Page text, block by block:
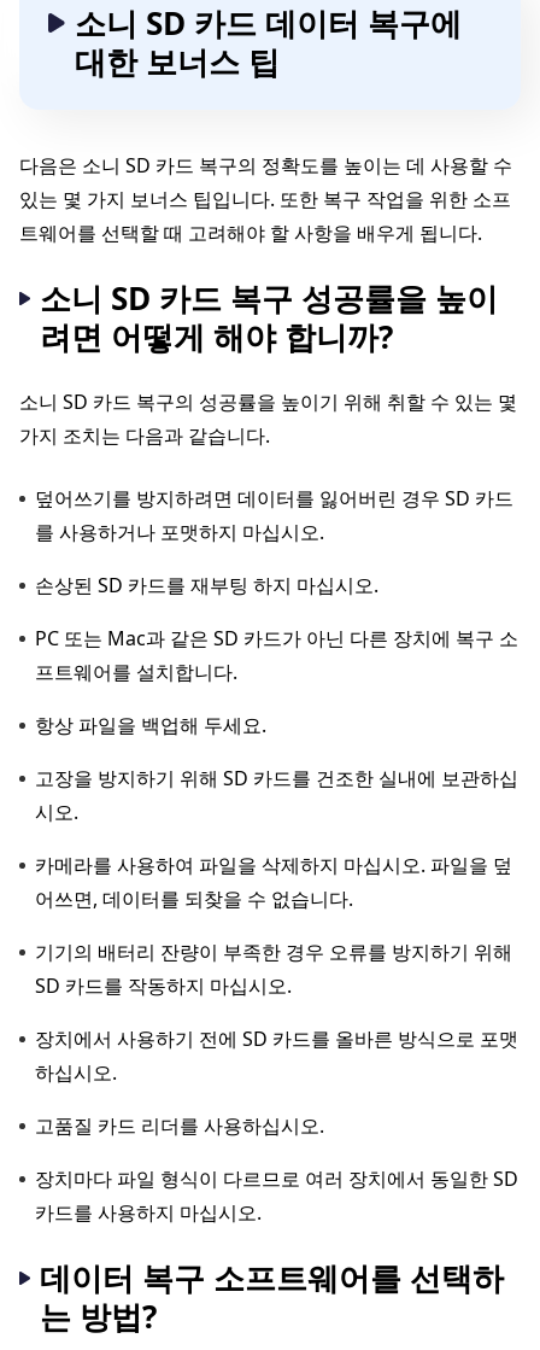
소니 SD 카드 데이터 복구에
대한 보너스 팁
다음은 소니 SD 카드 복구의 정확도를 높이는 데 사용할 수
있는 몇 가지 보너스 팁입니다. 또한 복구 작업을 위한 소프
트웨어를 선택할 때 고려해야 할 사항을 배우게 됩니다.
소니 SD 카드 복구 성공률을 높이
려면 어떻게 해야 합니까?
소니 SD 카드 복구의 성공률을 높이기 위해 취할 수 있는 몇
가지 조치는 다음과 같습니다.
덮어쓰기를 방지하려면 데이터를 잃어버린 경우 SD 카드
를 사용하거나 포맷하지 마십시오.
손상된 SD 카드를 재부팅 하지 마십시오.
PC 또는 Mac과 같은 SD 카드가 아닌 다른 장치에 복구 소
프트웨어를 설치합니다.
항상 파일을 백업해 두세요.
고장을 방지하기 위해 SD 카드를 건조한 실내에 보관하십
시오.
카메라를 사용하여 파일을 삭제하지 마십시오. 파일을 덮
어쓰면, 데이터를 되찾을 수 없습니다.
기기의 배터리 잔량이 부족한 경우 오류를 방지하기 위해
SD 카드를 작동하지 마십시오.
장치에서 사용하기 전에 SD 카드를 올바른 방식으로 포맷
하십시오.
고품질 카드 리더를 사용하십시오.
장치마다 파일 형식이 다르므로 여러 장치에서 동일한 SD
카드를 사용하지 마십시오.
데이터 복구 소프트웨어를 선택하
는 방법?